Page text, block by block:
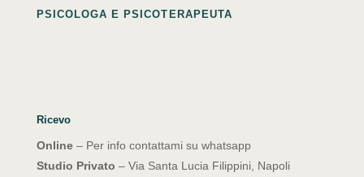
PSICOLOGA E PSICOTERAPEUTA
Ricevo
Online– Per info contattami su whatsapp
Studio Privato – Via Santa Lucia Filippini, Napoli